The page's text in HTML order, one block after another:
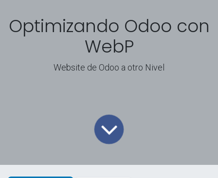
Optimizando Odoo con
WebP
Website de Odoo a otro Nivel